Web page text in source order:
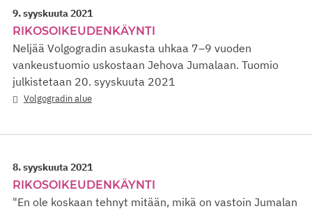
9. syyskuuta 2021
RIKOSOIKEUDENKÄYNTI
Neljää Volgogradin asukasta uhkaa 7–9 vuoden
vankeustuomio uskostaan Jehova Jumalaan. Tuomio
julkistetaan 20. syyskuuta 2021
Volgogradin alue
8. syyskuuta 2021
RIKOSOIKEUDENKÄYNTI
"En ole koskaan tehnyt mitään, mikä on vastoin Jumalan